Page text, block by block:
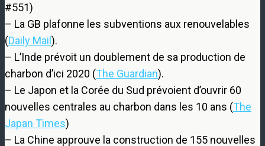
#551)
– La GB plafonne les subventions aux renouvelables
(Daily Mail).
– L’Inde prévoit un doublement de sa production de
charbon d’ici 2020 (The Guardian).
– Le Japon et la Corée du Sud prévoient d’ouvrir 60
nouvelles centrales au charbon dans les 10 ans (The
Japan Times)
– La Chine approuve la construction de 155 nouvelles